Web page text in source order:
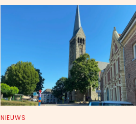
NIEUWS